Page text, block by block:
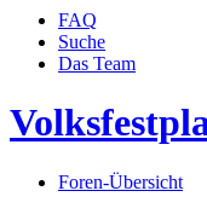
FAQ
Suche
Das Team
Foren-Übersicht